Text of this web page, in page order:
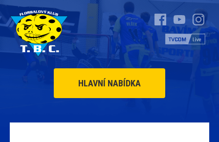
HLAVNÍ NABÍDKA